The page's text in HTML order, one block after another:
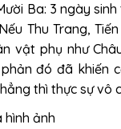
Ba: 3 ngày
Thu Trang,
vật phụ như
đó đã khiến
thì thực sự vô
ảnh